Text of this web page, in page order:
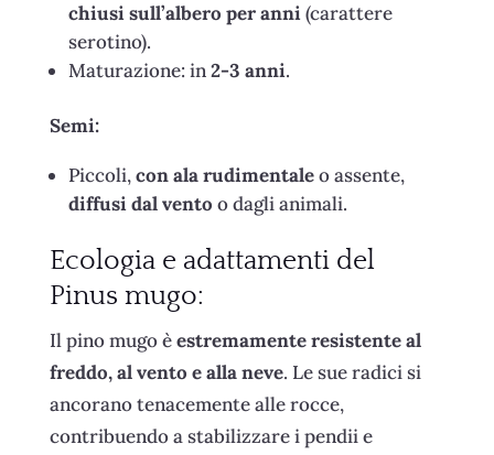
chiusi sull’albero per anni(carattere
serotino).
Maturazione: in2-3 anni.
Semi:
Piccoli,con ala rudimentaleo assente,
diffusi dal vento o dagli animali.
Ecologia e adattamenti del
Pinus mugo:
Il pino mugo èestremamente resistente al
freddo, al vento e alla neve. Le sue radici si
ancorano tenacemente alle rocce,
contribuendo a stabilizzare i pendii e